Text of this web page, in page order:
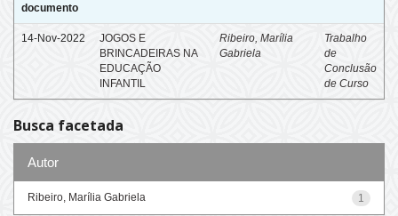
documento
14-Nov-2022
JOGOS E
BRINCADEIRAS NA
EDUCAÇÃO
INFANTIL
Ribeiro, Marília
Gabriela
Trabalho
de
Conclusão
de Curso
Busca facetada
Autor
1
Ribeiro, Marília Gabriela